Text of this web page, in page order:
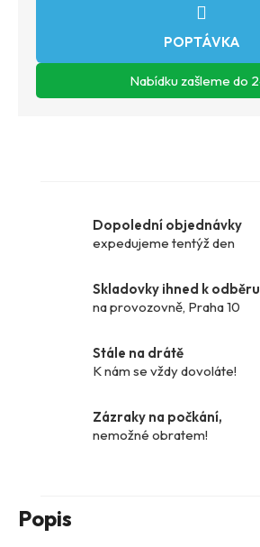
ZEPTAT SE
Dopolední objednávky
expedujeme tentýž den
Skladovky ihned k odběru
na provozovně, Praha 10
Stále na drátě
K nám se vždy dovoláte!
Zázraky na počkání,
nemožné obratem!
Popis